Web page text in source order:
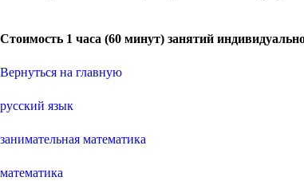
Стоимость 1 часа (60 минут) занятий
Вернуться на главную
русский язык
занимательная математика
математика